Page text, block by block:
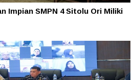
Impian SMPN 4 Sitolu Ori Miliki